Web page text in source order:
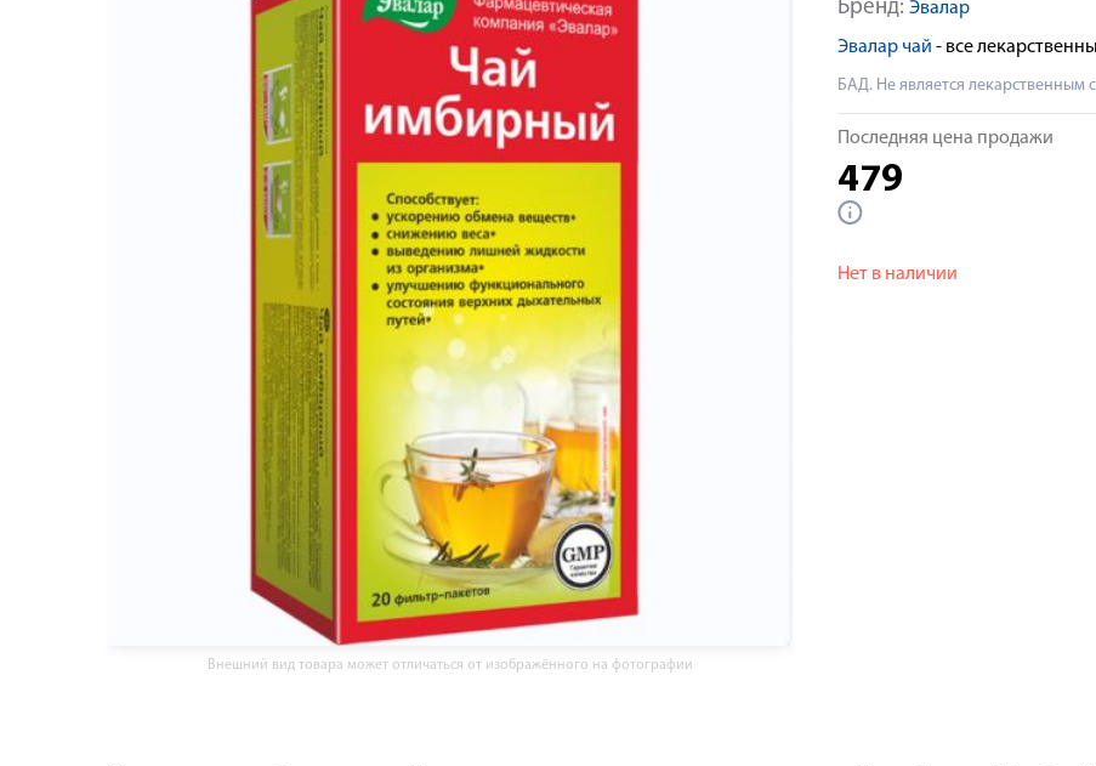
Внешний вид товара может отличаться от изображённого на фотографии
Бренд: Эвалар
Эвалар чай - все
БАД. Не является лекарственным
Последняя цена продажи
479
Нет в наличии